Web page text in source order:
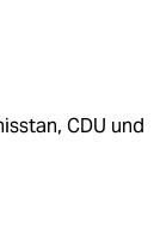
CDU und